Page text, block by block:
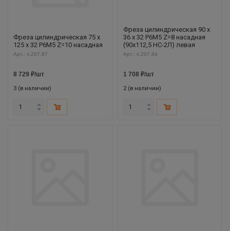
Фреза цилиндрическая 75 х
125 х 32 Р6М5 Z=10 насадная
Арт.: ri.207.87
8 729 ₽/шт
3 (в наличии)
Фреза цилиндрическая 90 х
36 х 32 Р6М5 Z=8 насадная
(90х112,5 НС-2Л) левая
Арт.: ri.207.64
1 708 ₽/шт
2 (в наличии)